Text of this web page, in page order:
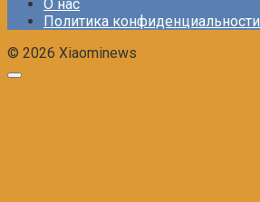
О нас
Политика конфиденциальности
© 2026 Xiaominews